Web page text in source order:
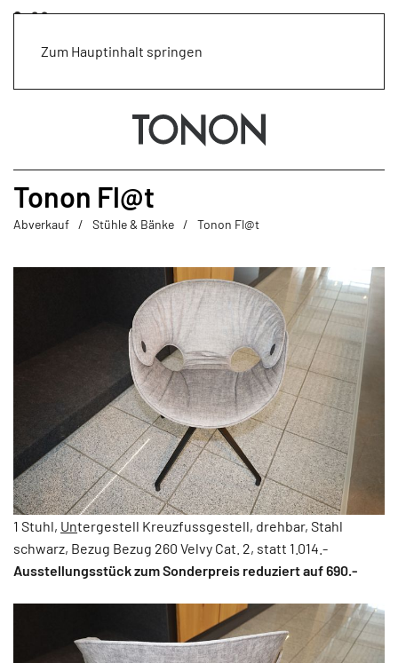
Zum Hauptinhalt springen
Tonon Fl@t
Abverkauf Stühle & Bänke Tonon Fl@t
1 Stuhl, Untergestell Kreuzfussgestell, drehbar, Stahl
schwarz, Bezug Bezug 260 Velvy Cat. 2, statt 1.014.-
Ausstellungsstück zum Sonderpreis reduziert auf 690.-